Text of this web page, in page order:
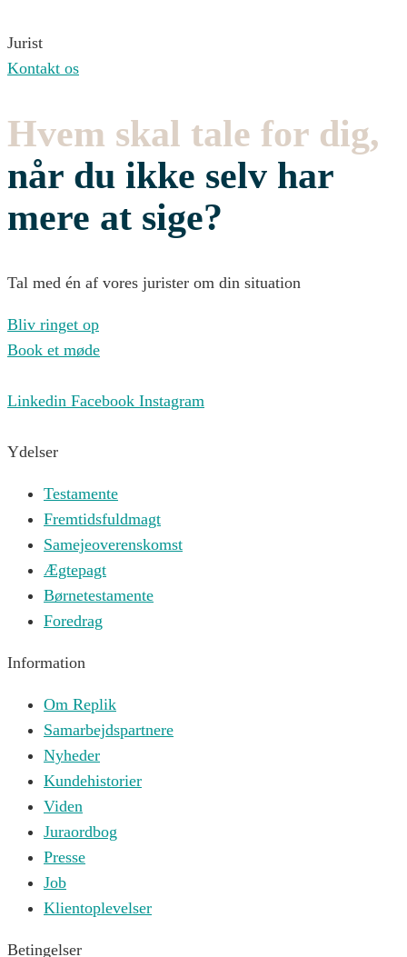
Jurist
Kontakt os
Hvem skal tale for dig,
når du ikke selv har
mere at sige?
Tal med én af vores jurister om din situation
Bliv ringet op
Book et møde
Linkedin Facebook Instagram
Ydelser
Testamente
Fremtidsfuldmagt
Samejeoverenskomst
Ægtepagt
Børnetestamente
Foredrag
Information
Om Replik
Samarbejdspartnere
Nyheder
Kundehistorier
Viden
Juraordbog
Presse
Job
Klientoplevelser
Betingelser